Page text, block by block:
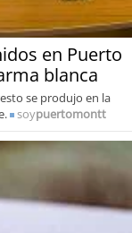
en Puerto
blanca
se produjo en la
soypuertomontt